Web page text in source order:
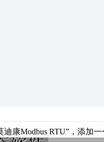
康Modbus RTU”，添加